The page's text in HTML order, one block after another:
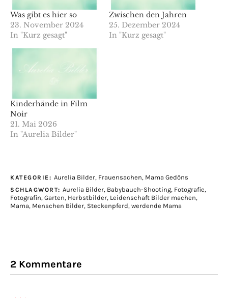
Was gibt es hier so
23. November 2024
In "Kurz gesagt"
Zwischen den Jahren
25. Dezember 2024
In "Kurz gesagt"
Kinderhände in Film
Noir
21. Mai 2026
In "Aurelia Bilder"
KATEGORIE: Aurelia Bilder, Frauensachen, Mama Gedöns
SCHLAGWORT: Aurelia Bilder, Babybauch-Shooting, Fotografie,
Fotografin, Garten, Herbstbilder, Leidenschaft Bilder machen,
Mama, Menschen Bilder, Steckenpferd, werdende Mama
2 Kommentare